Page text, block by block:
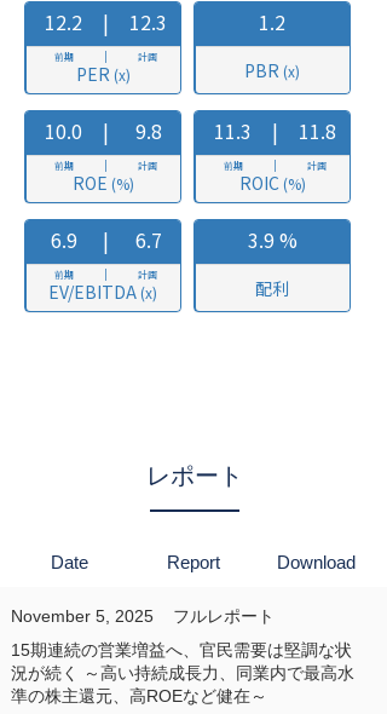
レポート
Date Report Download
November 5, 2025
フルレポート
15期連続の営業増益へ、官民需要は堅調な状
況が続く ～高い持続成長力、同業内で最高水
準の株主還元、高ROEなど健在～